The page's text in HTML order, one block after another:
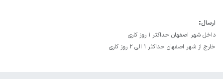
ارسال:
داخل شهر اصفهان حداکثر 1 روز کاری
خارج از شهر اصفهان حداکثر 1 الی 2 روز کاری